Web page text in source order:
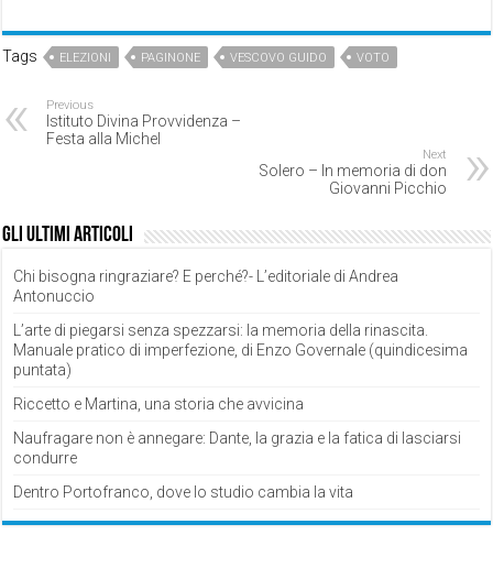
Tags ELEZIONI PAGINONE VESCOVO GUIDO VOTO
Previous
Istituto Divina Provvidenza –
Festa alla Michel
Next
Solero – In memoria di don
Giovanni Picchio
Gli ultimi articoli
Chi bisogna ringraziare? E perché?- L’editoriale di Andrea
Antonuccio
L’arte di piegarsi senza spezzarsi: la memoria della rinascita.
Manuale pratico di imperfezione, di Enzo Governale (quindicesima
puntata)
Riccetto e Martina, una storia che avvicina
Naufragare non è annegare: Dante, la grazia e la fatica di lasciarsi
condurre
Dentro Portofranco, dove lo studio cambia la vita